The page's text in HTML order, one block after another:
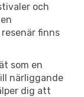
och
finns
som en
närliggande
dig att